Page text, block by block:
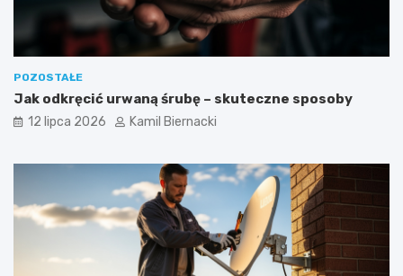
POZOSTAŁE
Jak odkręcić urwaną śrubę – skuteczne sposoby
12 lipca 2026 Kamil Biernacki